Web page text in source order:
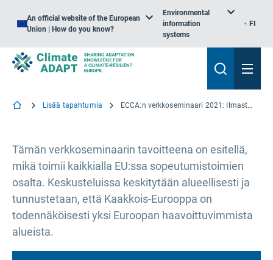
An official website of the European
Union | How do you know?
Environmental
information
systems
FI
Lisää tapahtumia ECCA:n verkkoseminaari 2021: Ilmastotoimien vaihto: jakaa tietoa ja kokemuksia siitä, mikä toimii kaikkialla EU:ssa
Tämän verkkoseminaarin tavoitteena on esitellä,
mikä toimii kaikkialla EU:ssa sopeutumistoimien
osalta. Keskusteluissa keskitytään alueellisesti ja
tunnustetaan, että Kaakkois-Eurooppa on
todennäköisesti yksi Euroopan haavoittuvimmista
alueista.